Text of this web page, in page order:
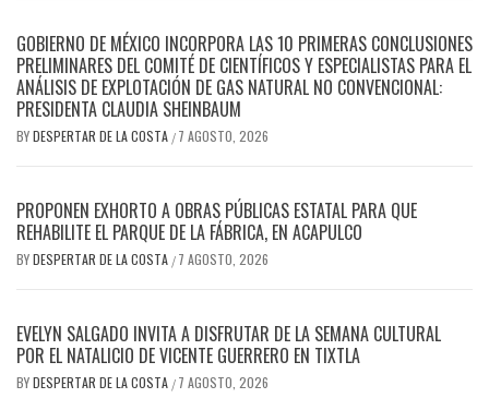
GOBIERNO DE MÉXICO INCORPORA LAS 10 PRIMERAS CONCLUSIONES
PRELIMINARES DEL COMITÉ DE CIENTÍFICOS Y ESPECIALISTAS PARA EL
ANÁLISIS DE EXPLOTACIÓN DE GAS NATURAL NO CONVENCIONAL:
PRESIDENTA CLAUDIA SHEINBAUM
BYDESPERTAR DE LA COSTA / 7 AGOSTO, 2026
PROPONEN EXHORTO A OBRAS PÚBLICAS ESTATAL PARA QUE
REHABILITE EL PARQUE DE LA FÁBRICA, EN ACAPULCO
BYDESPERTAR DE LA COSTA / 7 AGOSTO, 2026
EVELYN SALGADO INVITA A DISFRUTAR DE LA SEMANA CULTURAL
POR EL NATALICIO DE VICENTE GUERRERO EN TIXTLA
BYDESPERTAR DE LA COSTA / 7 AGOSTO, 2026